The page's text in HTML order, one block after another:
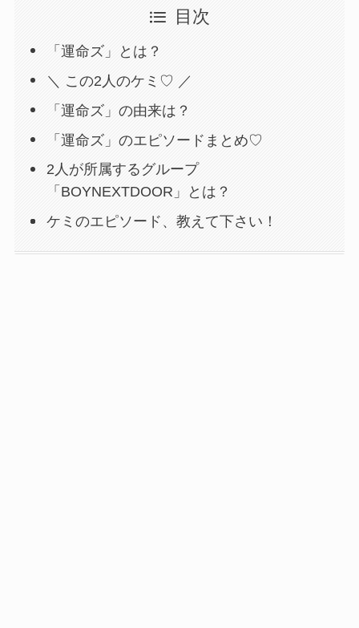
目次
「運命ズ」とは？
＼ この2人のケミ♡ ／
「運命ズ」の由来は？
「運命ズ」のエピソードまとめ♡
2人が所属するグループ
「BOYNEXTDOOR」とは？
ケミのエピソード、教えて下さい！